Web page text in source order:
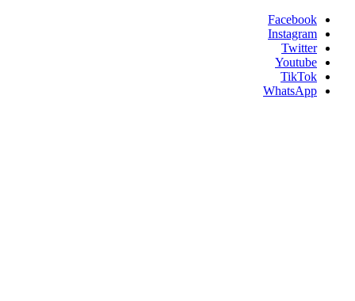
Skip
content
Facebook
Instagram
Twitter
Youtube
TikTok
WhatsApp